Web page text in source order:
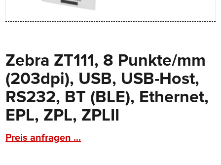
Zebra ZT111, 8 Punkte/mm
(203dpi), USB, USB-Host,
RS232, BT (BLE), Ethernet,
EPL, ZPL, ZPLII
Preis anfragen ...